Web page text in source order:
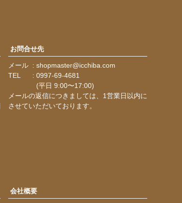
お問合せ先
メール
shopmaster@icchiba.com
TEL
0997-69-4681
(平日 9:00〜17:00)
メールの返信につきましては、1営業日以内に
させていただいております。
会社概要